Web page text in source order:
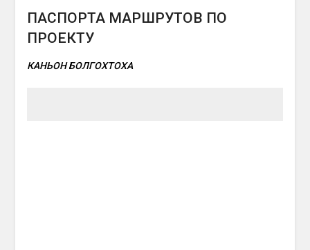
ПАСПОРТА МАРШРУТОВ ПО
ПРОЕКТУ
КАНЬОН БОЛГОХТОХА